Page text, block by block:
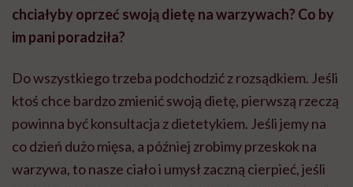
chciałyby oprzeć swoją dietę na warzywach? Co by
im pani poradziła?
Do wszystkiego trzeba podchodzić z rozsądkiem. Jeśli
ktoś chce bardzo zmienić swoją dietę, pierwszą rzeczą
powinna być konsultacja z dietetykiem. Jeśli jemy na
co dzień dużo mięsa, a później zrobimy przeskok na
warzywa, to nasze ciało i umysł zaczną cierpieć, jeśli